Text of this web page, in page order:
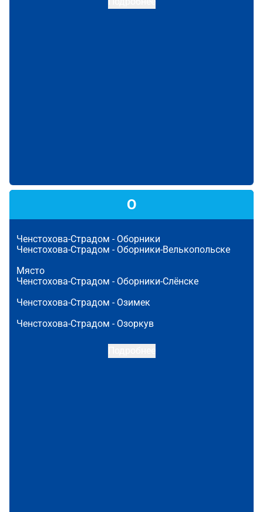
О
Ченстохова-Страдом - Оборники
Ченстохова-Страдом - Оборники-Велькопольске
Място
Ченстохова-Страдом - Оборники-Слёнске
Ченстохова-Страдом - Озимек
Ченстохова-Страдом - Озоркув